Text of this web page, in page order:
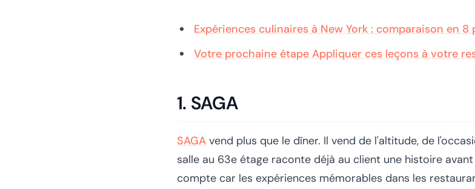
Expériences culinaires à New York : comparaison en 8
Votre prochaine étape Appliquer ces leçons à votre
1. SAGA
SAGAvend plus que le dîner. Il vend de l'altitude, de
salle au 63e étage raconte déjà au client une histoire
compte car les expériences mémorables dans les